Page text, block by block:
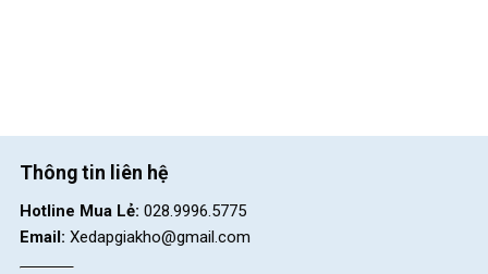
Thông tin liên hệ
Hotline Mua Lẻ: 028.9996.5775
Email: Xedapgiakho@gmail.com